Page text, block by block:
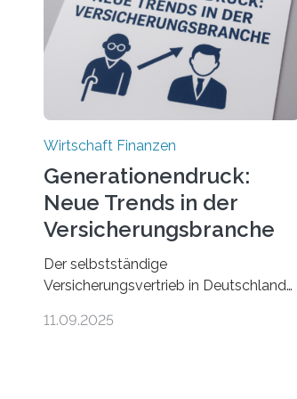
Wirtschaft Finanzen
Generationendruck:
Neue Trends in der
Versicherungsbranche
Der selbstständige
Versicherungsvertrieb in Deutschland
Das zeigt die aktuelle BVK-
11.09.2025